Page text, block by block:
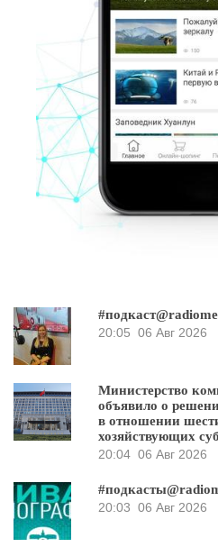
20:05 06 Авг 2026
Министерство
объявило о
в отношении
хозяйствующих
20:04 06 Авг 2026
20:03 06 Авг 2026